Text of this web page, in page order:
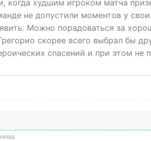
когда худшим игроком матча
не допустили моментов у
Можно порадоваться за
скорее всего выбрал бы
спасений и при этом не